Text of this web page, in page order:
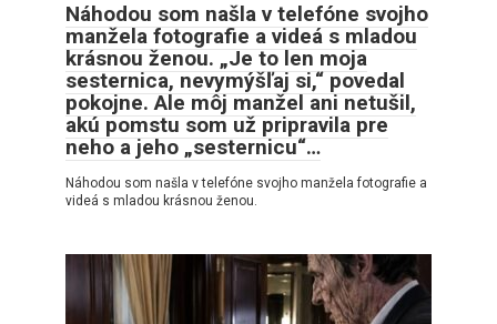
Náhodou som našla v telefóne svojho
manžela fotografie a videá s mladou
krásnou ženou. „Je to len moja
sesternica, nevymýšľaj si,“ povedal
pokojne. Ale môj manžel ani netušil,
akú pomstu som už pripravila pre
neho a jeho „sesternicu“…
Náhodou som našla v telefóne svojho manžela fotografie a
videá s mladou krásnou ženou.